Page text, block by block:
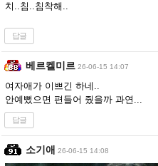
치..침..침착해..
답글
베르켈미르 26-06-15 14:07
여자애가 이쁘긴 하네..
안예뻤으면 편들어 줬을까 과연...
답글
소기애 26-06-15 14:08